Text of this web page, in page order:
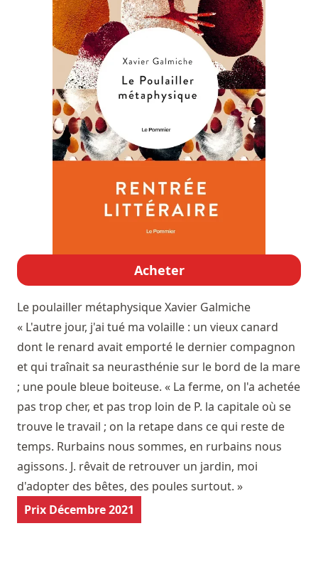
Acheter
Le poulailler métaphysiqueXavier Galmiche
« L'autre jour, j'ai tué ma volaille : un vieux canard
dont le renard avait emporté le dernier compagnon
et qui traînait sa neurasthénie sur le bord de la mare
; une poule bleue boiteuse. « La ferme, on l'a achetée
pas trop cher, et pas trop loin de P. la capitale où se
trouve le travail ; on la retape dans ce qui reste de
temps. Rurbains nous sommes, en rurbains nous
agissons. J. rêvait de retrouver un jardin, moi
d'adopter des bêtes, des poules surtout. »
Prix Décembre 2021